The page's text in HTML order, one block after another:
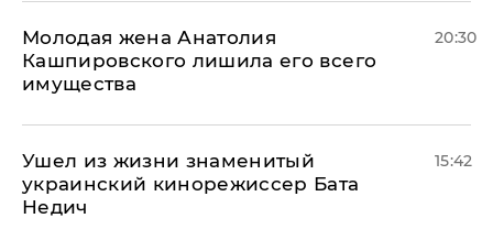
Молодая жена Анатолия
Кашпировского лишила его всего
имущества
20:30
Ушел из жизни знаменитый
украинский кинорежиссер Бата
Недич
15:42